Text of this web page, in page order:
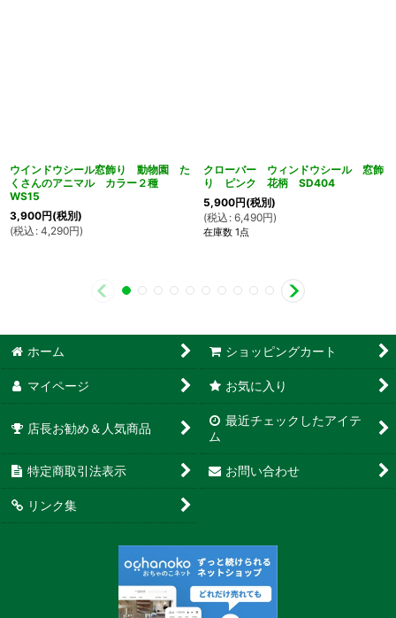
ウインドウシール窓飾り 動物園 た
くさんのアニマル カラー２種
WS15
3,900円(税別)
(税込 : 4,290円)
クローバー ウィンドウシール 窓飾
り ピンク 花柄 SD404
5,900円(税別)
(税込 : 6,490円)
在庫数 1点
ホーム ショッピングカート
マイページ お気に入り
店長お勧め＆人気商品
最近チェックしたアイテ
ム
特定商取引法表示 お問い合わせ
リンク集